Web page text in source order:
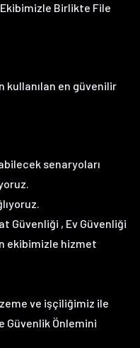
Ekibimizle Birlikte File
kullanılan en güvenilir
senaryoları
Güvenliği , Ev Güvenliği
ekibimizle hizmet
ve işçiliğimiz ile
Güvenlik Önlemini